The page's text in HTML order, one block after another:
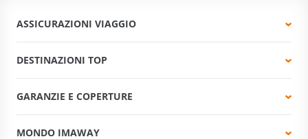
ASSICURAZIONI VIAGGIO
DESTINAZIONI TOP
GARANZIE E COPERTURE
MONDO IMAWAY